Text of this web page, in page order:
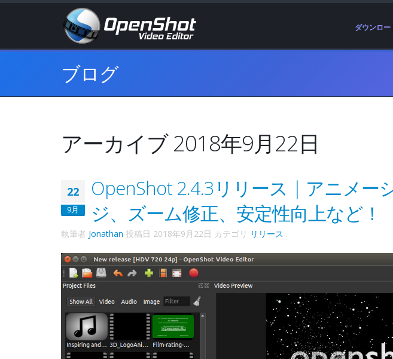
ダウンロー
ブログ
アーカイブ 2018年9月22日
22
9月
OpenShot 2.4.3リリース | アニメー
ジ、ズーム修正、安定性向上など！
執筆者 Jonathan 投稿日 2018年9月22日 カテゴリ リリース .